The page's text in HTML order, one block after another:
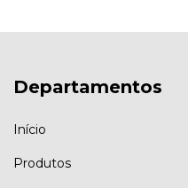
Departamentos
Início
Produtos